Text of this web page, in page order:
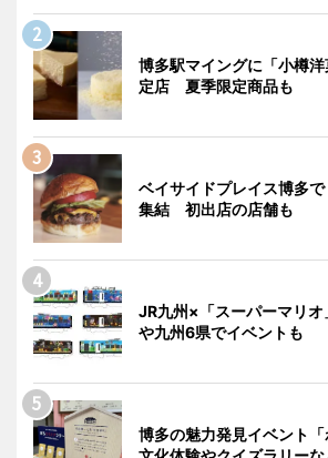
博多駅マイングに「小樽
定店 夏季限定商品も
ベイサイドプレイス博多
集結 初出店の店舗も
JR九州×「スーパーマリ
や九州6県でイベントも
博多の魅力発見イベント